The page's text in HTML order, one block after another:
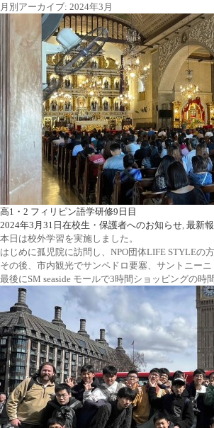
月別アーカイブ: 2024年3月
高1・2 フィリピン語学研修9日目
2024年3月31日 在校生・保護者へのお知らせ, 最新
本日は校外学習を実施しました。
はじめに孤児院に訪問し、NPO団体LIFE STYLE
その後、市内観光でサンペドロ要塞、サントニー
最後にSM seaside モールで3時間ショッピングの